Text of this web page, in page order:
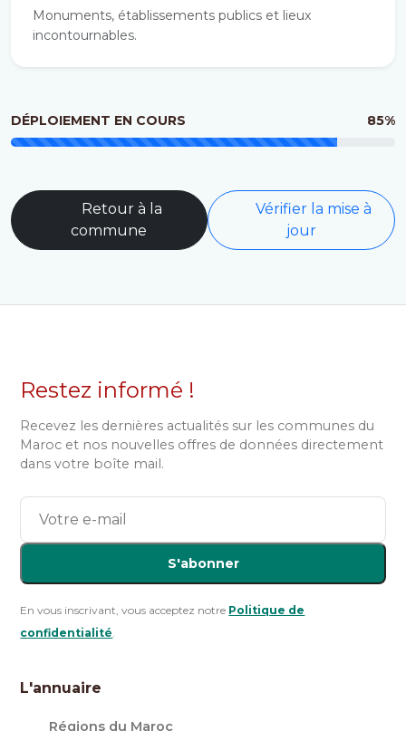
Monuments, établissements publics et lieux
incontournables.
DÉPLOIEMENT EN COURS 85%
Retour à la
commune
Vérifier la mise à
jour
Restez informé !
Recevez les dernières actualités sur les communes du
Maroc et nos nouvelles offres de données directement
dans votre boîte mail.
S'abonner
En vous inscrivant, vous acceptez notre Politique de
confidentialité.
L'annuaire
Régions du Maroc